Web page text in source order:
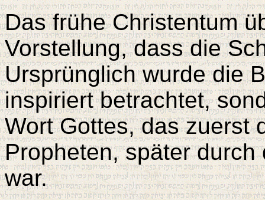
Das frühe Christentum
Vorstellung, dass die
Ursprünglich wurde die
inspiriert betrachtet,
Wort Gottes, das zuerst
Propheten, später
war.